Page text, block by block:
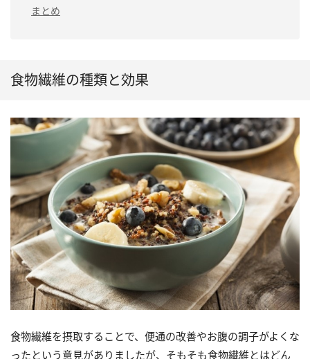
まとめ
食物繊維の種類と効果
食物繊維を摂取することで、便通の改善やお腹の調子がよくな
ったという意見がありましたが、そもそも食物繊維とはどん